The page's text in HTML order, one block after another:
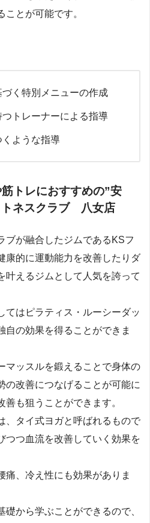
ことが可能です。
く特別メニューの作成
トレーナーによる指導
くような指導
トレにおすすめの”安
ネスクラブ 八女店
ブが融合したジムであるKSフ
康的に運動能力を改善したりダ
叶えるジムとして人気を誇って
てはピラティス・ルーシーダッ
自の効果を得ることができま
マッスルを鍛えることで身体の
の改善につなげることが可能に
も狙うことができます。
、タイ式ヨガと呼ばれるもので
つつ血流を改善していく効果を
痛、冷え性にも効果がありま
から学ぶことができるので、